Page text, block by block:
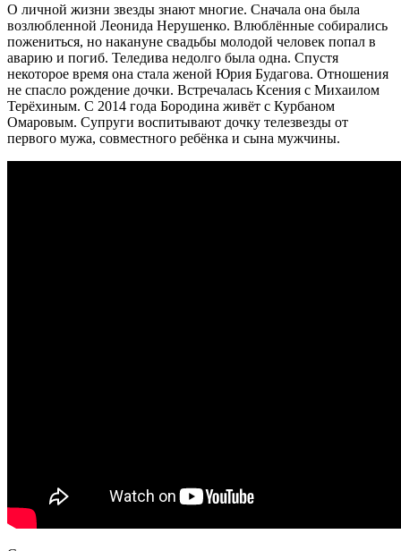
О личной жизни звезды знают многие. Сначала она была
возлюбленной Леонида Нерушенко. Влюблённые собирались
пожениться, но накануне свадьбы молодой человек попал в
аварию и погиб. Теледива недолго была одна. Спустя
некоторое время она стала женой Юрия Будагова. Отношения
не спасло рождение дочки. Встречалась Ксения с Михаилом
Терёхиным. С 2014 года Бородина живёт с Курбаном
Омаровым. Супруги воспитывают дочку телезвезды от
первого мужа, совместного ребёнка и сына мужчины.